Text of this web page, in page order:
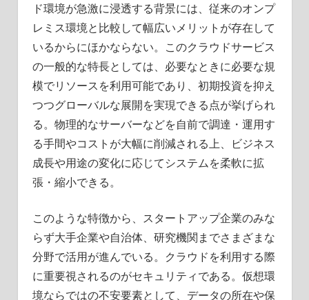
ド環境が急激に浸透する背景には、従来のオンプ
レミス環境と比較して幅広いメリットが存在して
いるからにほかならない。このクラウドサービス
の一般的な特長としては、必要なときに必要な規
模でリソースを利用可能であり、初期投資を抑え
つつグローバルな展開を実現できる点が挙げられ
る。物理的なサーバーなどを自前で調達・運用す
る手間やコストが大幅に削減される上、ビジネス
成長や用途の変化に応じてシステムを柔軟に拡
張・縮小できる。
このような特徴から、スタートアップ企業のみな
らず大手企業や自治体、研究機関までさまざまな
分野で活用が進んでいる。クラウドを利用する際
に重要視されるのがセキュリティである。仮想環
境ならではの不安要素として、データの所在や保